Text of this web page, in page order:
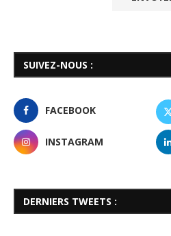
SUIVEZ-NOUS :
FACEBOOK
INSTAGRAM
DERNIERS TWEETS :